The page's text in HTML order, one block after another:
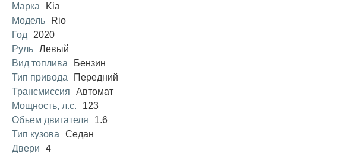
Марка
Kia
Модель
Rio
Год
2020
Руль Левый
Вид топлива
Бензин
Тип привода
Передний
Трансмиссия
Автомат
Мощность, л.с.
123
Объем двигателя
1.6
Тип кузова
Седан
Двери
4